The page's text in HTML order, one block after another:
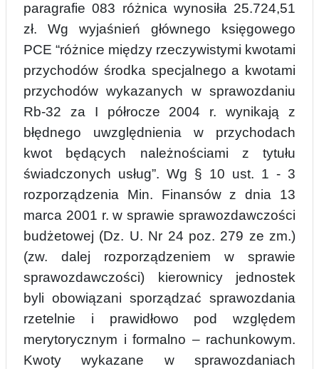
paragrafie 083 różnica wynosiła 25.724,51
zł. Wg wyjaśnień głównego księgowego
PCE “różnice między rzeczywistymi kwotami
przychodów środka specjalnego a kwotami
przychodów wykazanych w sprawozdaniu
Rb-32 za I półrocze 2004 r. wynikają z
błędnego uwzględnienia w przychodach
kwot będących należnościami z tytułu
świadczonych usług”. Wg § 10 ust. 1 - 3
rozporządzenia Min. Finansów z dnia 13
marca 2001 r. w sprawie sprawozdawczości
budżetowej (Dz. U. Nr 24 poz. 279 ze zm.)
(zw. dalej rozporządzeniem w sprawie
sprawozdawczości) kierownicy jednostek
byli obowiązani sporządzać sprawozdania
rzetelnie i prawidłowo pod względem
merytorycznym i formalno – rachunkowym.
Kwoty wykazane w sprawozdaniach